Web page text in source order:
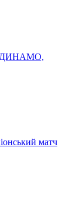
ДИНАМО,
матч